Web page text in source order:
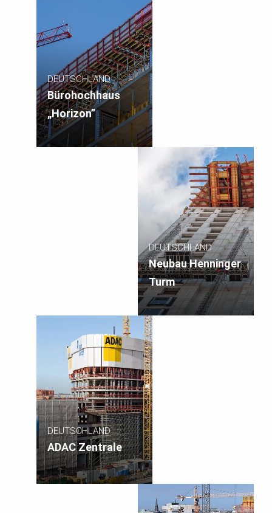
DEUTSCHLAND
Bürohochhaus
„Horizon”
DEUTSCHLAND
Neubau Henninger
Turm
DEUTSCHLAND
ADAC Zentrale